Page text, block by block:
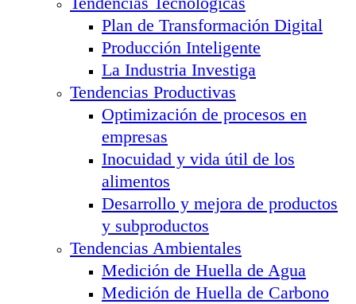
Plan de Transformación Digital
Producción Inteligente
La Industria Investiga
Tendencias Productivas
Optimización de procesos en
empresas
Inocuidad y vida útil de los
alimentos
Desarrollo y mejora de productos
y subproductos
Tendencias Ambientales
Medición de Huella de Agua
Medición de Huella de Carbono